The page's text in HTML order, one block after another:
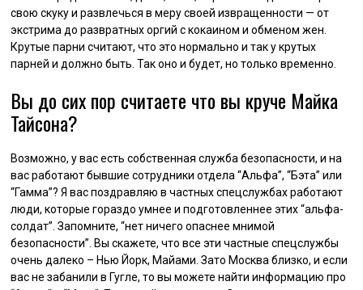
свою скуку и развлечься в меру своей извращенности — от
экстрима до развратных оргий с кокаином и обменом жен.
Крутые парни считают, что это нормально и так у крутых
парней и должно быть. Так оно и будет, но только временно.
Вы до сих пор считаете что вы круче Майка
Тайсона?
Возможно, у вас есть собственная служба безопасности, и на
вас работают бывшие сотрудники отдела “Альфа”, “Бэта” или
“Гамма”? Я вас поздравляю в частных спецслужбах работают
люди, которые гораздо умнее и подготовленнее этих “альфа-
солдат”. Запомните, “нет ничего опаснее мнимой
безопасности”. Вы скажете, что все эти частные спецслужбы
очень далеко – Нью Йорк, Майами. Зато Москва близко, и если
вас не забанили в Гугле, то вы можете найти информацию про